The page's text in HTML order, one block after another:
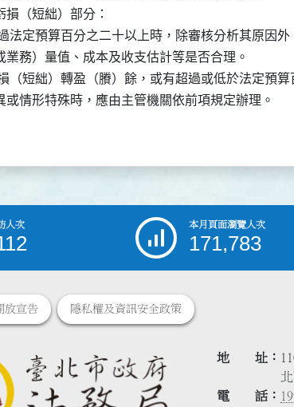
損（短絀）部分：
超過法定預算百分之二十以上時，除審核分析其原因
運或業務）量值、成本及收支估計等是否合理。
虧損（短絀）轉盈（賸）餘，或有超過或低於法定預
差異或情形特殊時，應由主管機關依前項規定辦理。
人次 本月頁面瀏覽人次
171,783
放宣告 隱私權及資訊安全政策
地 址
電 話